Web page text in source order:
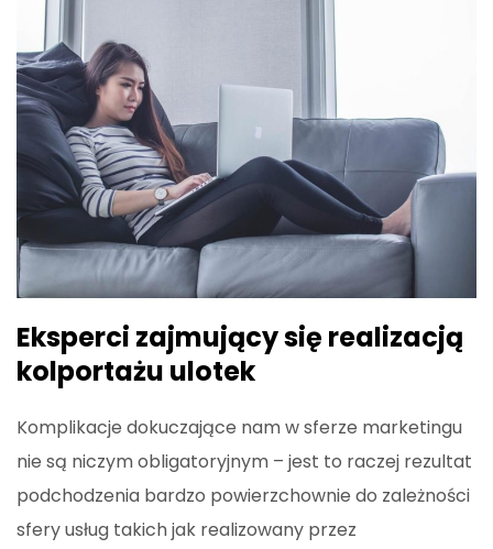
Eksperci zajmujący się realizacją
kolportażu ulotek
Komplikacje dokuczające nam w sferze marketingu
nie są niczym obligatoryjnym – jest to raczej rezultat
podchodzenia bardzo powierzchownie do zależności
sfery usług takich jak realizowany przez